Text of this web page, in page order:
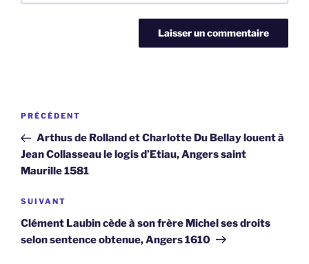
Navigation
l’article
Article
précédent
PRÉCÉDENT
Arthus de Rolland et Charlotte Du Bellay louent à
Jean Collasseau le logis d’Etiau, Angers saint
Maurille 1581
Article
suivant
SUIVANT
Clément Laubin cède à son frère Michel ses droits
selon sentence obtenue, Angers 1610